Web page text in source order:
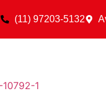
(11) 97203-5132